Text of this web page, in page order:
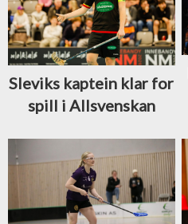
Sleviks kaptein klar for
spill i Allsvenskan